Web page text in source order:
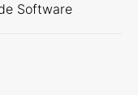
Software